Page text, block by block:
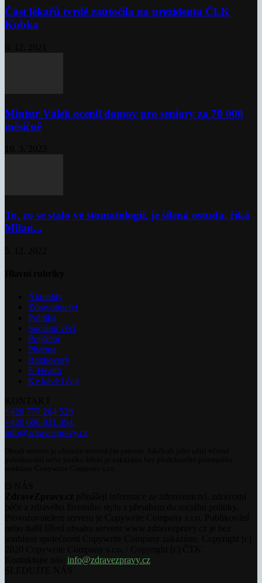
Část lékařů tvrdě zaútočila na prezidenta ČLK
Kubka
Ministr Válek ocenil domov pro seniory za 70 000
měsíčně
To, co se stalo ve stomatologii, je šílená ostuda, říká
Milan...
Aktuality
Zdravotnictví
Politika
Sociální věci
Pojištění
Pharma
Rozhovory
E-Health
Ke kávě i čaji
+420 777 264 528
+420 606 831 394
info@zdravezpravy.cz
info@zdravezpravy.cz